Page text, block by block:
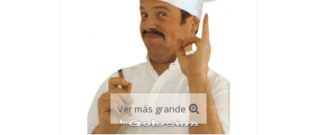
Ver más grande